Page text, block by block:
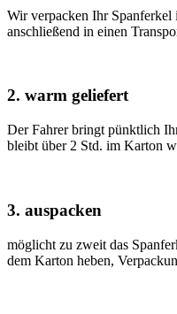
Wir verpacken Ihr Spanferkel
anschließend in einen
2. warm geliefert
Der Fahrer bringt pünktlich
bleibt über 2 Std. im Karton
3. auspacken
möglicht zu zweit das
dem Karton heben,